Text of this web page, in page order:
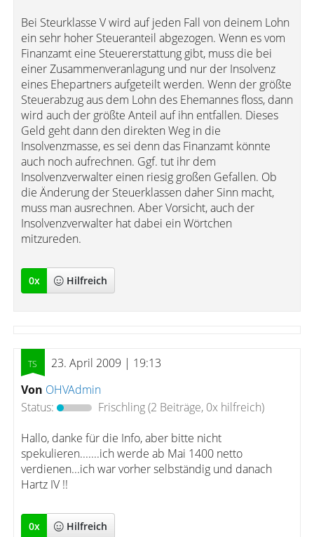
Bei Steurklasse V wird auf jeden Fall von deinem Lohn
ein sehr hoher Steueranteil abgezogen. Wenn es vom
Finanzamt eine Steuererstattung gibt, muss die bei
einer Zusammenveranlagung und nur der Insolvenz
eines Ehepartners aufgeteilt werden. Wenn der größte
Steuerabzug aus dem Lohn des Ehemannes floss, dann
wird auch der größte Anteil auf ihn entfallen. Dieses
Geld geht dann den direkten Weg in die
Insolvenzmasse, es sei denn das Finanzamt könnte
auch noch aufrechnen. Ggf. tut ihr dem
Insolvenzverwalter einen riesig großen Gefallen. Ob
die Änderung der Steuerklassen daher Sinn macht,
muss man ausrechnen. Aber Vorsicht, auch der
Insolvenzverwalter hat dabei ein Wörtchen
mitzureden.
0x Hilfreich
23. April 2009 | 19:13
Von OHVAdmin
Status:
Frischling(2 Beiträge, 0x hilfreich)
Hallo, danke für die Info, aber bitte nicht
spekulieren.......ich werde ab Mai 1400 netto
verdienen...ich war vorher selbständig und danach
Hartz IV !!
0x Hilfreich